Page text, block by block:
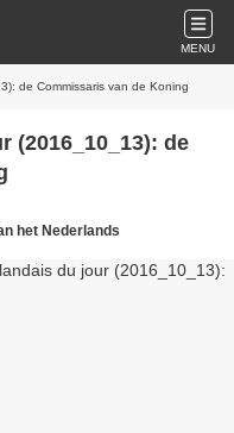
MENU
de Commissaris van de Koning
(2016_10_13): de
het Nederlands